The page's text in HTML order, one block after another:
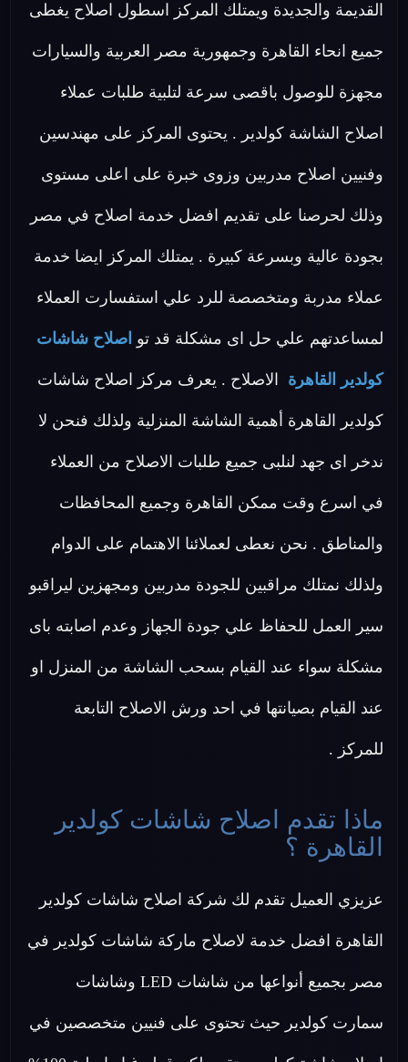
القديمة والجديدة ويمتلك المركز اسطول اصلاح يغطى
جميع انحاء القاهرة وجمهورية مصر العربية والسيارات
مجهزة للوصول باقصى سرعة لتلبية طلبات عملاء
اصلاح الشاشة كولدير . يحتوى المركز على مهندسين
وفنيين اصلاح مدربين وزوى خبرة على اعلى مستوى
وذلك لحرصنا على تقديم افضل خدمة اصلاح في مصر
بجودة عالية وبسرعة كبيرة . يمتلك المركز ايضا خدمة
عملاء مدربة ومتخصصة للرد علي استفسارت العملاء
لمساعدتهم علي حل اى مشكلة قد تو اصلاح شاشات
كولدير القاهرة الاصلاح . يعرف مركز اصلاح شاشات
كولدير القاهرة أهمية الشاشة المنزلية ولذلك فنحن لا
ندخر اى جهد لنلبى جميع طلبات الاصلاح من العملاء
في اسرع وقت ممكن القاهرة وجميع المحافظات
والمناطق . نحن نعطى لعملائنا الاهتمام على الدوام
ولذلك نمتلك مراقبين للجودة مدربين ومجهزين ليراقبو
سير العمل للحفاظ علي جودة الجهاز وعدم اصابته باى
مشكلة سواء عند القيام بسحب الشاشة من المنزل او
عند القيام بصيانتها في احد ورش الاصلاح التابعة
للمركز .
ماذا تقدم اصلاح شاشات كولدير
القاهرة ؟
عزيزي العميل تقدم لك شركة اصلاح شاشات كولدير
القاهرة افضل خدمة لاصلاح ماركة شاشات كولدير في
مصر بجميع أنواعها من شاشات LED وشاشات
سمارت كولدير حيث تحتوى على فنيين متخصصين في